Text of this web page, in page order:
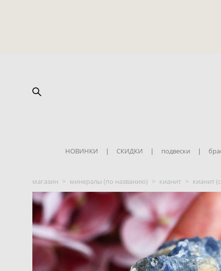
НОВИНКИ | СКИДКИ | подвески |
магазин > минералы (по названию) > кианит > кианит